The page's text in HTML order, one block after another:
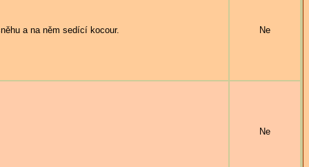
a na něm sedící kocour. Ne
Ne